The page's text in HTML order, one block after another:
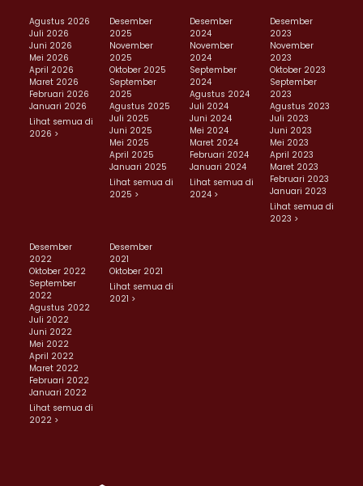
Agustus 2026
Juli 2026
Juni 2026
Mei 2026
April 2026
Maret 2026
Februari 2026
Januari 2026
Lihat semua di
2026 >
Desember
2025
November
2025
Oktober 2025
September
2025
Agustus 2025
Juli 2025
Juni 2025
Mei 2025
April 2025
Januari 2025
Lihat semua di
2025 >
Desember
2024
November
2024
September
2024
Agustus 2024
Juli 2024
Juni 2024
Mei 2024
Maret 2024
Februari 2024
Januari 2024
Lihat semua di
2024 >
Desember
2023
November
2023
Oktober 2023
September
2023
Agustus 2023
Juli 2023
Juni 2023
Mei 2023
April 2023
Maret 2023
Februari 2023
Januari 2023
Lihat semua di
2023 >
Desember
2022
Oktober 2022
September
2022
Agustus 2022
Juli 2022
Juni 2022
Mei 2022
April 2022
Maret 2022
Februari 2022
Januari 2022
Lihat semua di
2022 >
Desember
2021
Oktober 2021
Lihat semua di
2021 >